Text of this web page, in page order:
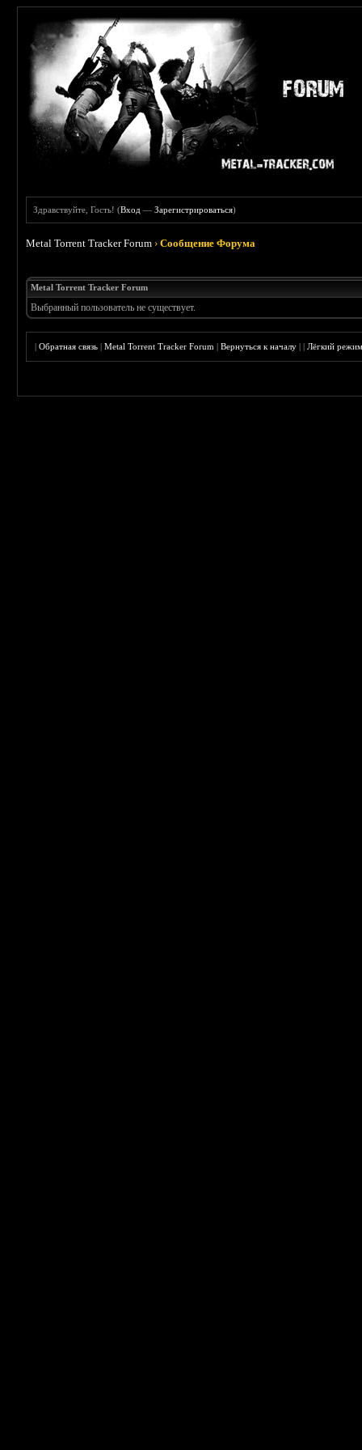
Здравствуйте, Гость! (Вход —Зарегистрироваться)
Metal Torrent Tracker Forum ›Сообщение Форума
Metal Torrent Tracker Forum
Выбранный пользователь не существует.
|Обратная связь |Metal Torrent Tracker Forum |Вернуться к началу ||Лёгкий